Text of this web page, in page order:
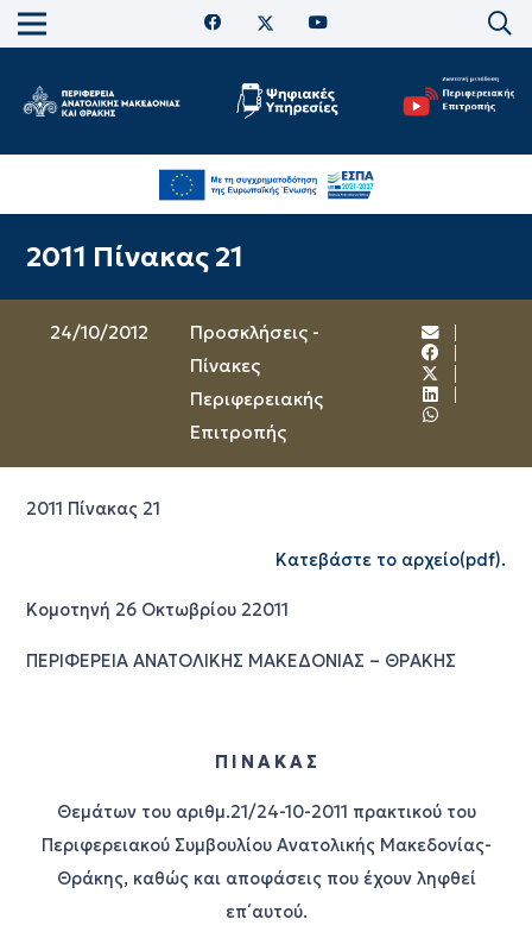
2011 Πίνακας 21
24/10/2012
Προσκλήσεις -
Πίνακες
Περιφερειακής
Επιτροπής
2011 Πίνακας 21
Κατεβάστε το αρχείο(pdf).
Κομοτηνή 26 Οκτωβρίου 22011
ΠΕΡΙΦΕΡΕΙΑ ΑΝΑΤΟΛΙΚΗΣ ΜΑΚΕΔΟΝΙΑΣ – ΘΡΑΚΗΣ
Π Ι Ν Α Κ Α Σ
Θεμάτων του αριθμ.21/24-10-2011 πρακτικού του
Περιφερειακού Συμβουλίου Ανατολικής Μακεδονίας-
Θράκης, καθώς και αποφάσεις που έχουν ληφθεί
επ΄αυτού.